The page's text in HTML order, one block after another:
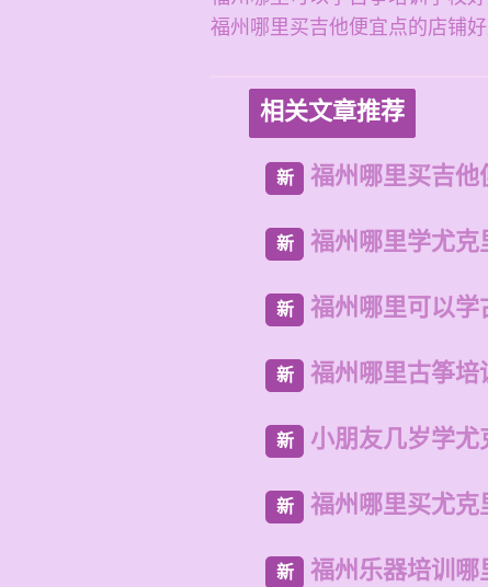
福州哪里买吉他便宜点的店铺好
相关文章推荐
新 福州哪里买吉他
新 福州哪里学尤克
新 福州哪里可以学
新 福州哪里古筝培
新 小朋友几岁学尤
新 福州哪里买尤克
新 福州乐器培训哪